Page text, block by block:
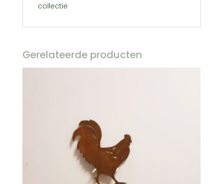
collectie
Gerelateerde producten